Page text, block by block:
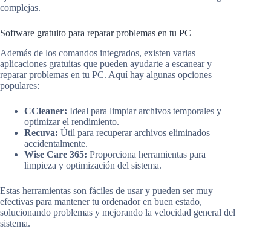
complejas.
Software gratuito para reparar problemas en tu PC
Además de los comandos integrados, existen varias
aplicaciones gratuitas que pueden ayudarte a escanear y
reparar problemas en tu PC. Aquí hay algunas opciones
populares:
CCleaner: Ideal para limpiar archivos temporales y
optimizar el rendimiento.
Recuva: Útil para recuperar archivos eliminados
accidentalmente.
Wise Care 365: Proporciona herramientas para
limpieza y optimización del sistema.
Estas herramientas son fáciles de usar y pueden ser muy
efectivas para mantener tu ordenador en buen estado,
solucionando problemas y mejorando la velocidad general del
sistema.